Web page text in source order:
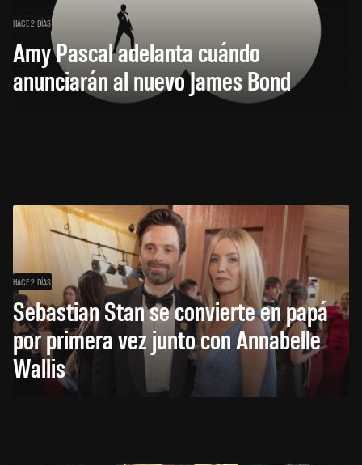
HACE 2 DÍAS
Amy Pascal adelanta cuándo
anunciarán al nuevo James Bond
HACE 2 DÍAS
Sebastian Stan se convierte en papá
por primera vez junto con Annabelle
Wallis